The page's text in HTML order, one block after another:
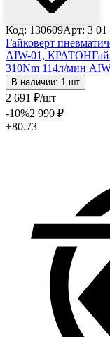
Код: 130609Арт: 3 01
Гайковерт
AIW-01, КРАТОН
310Nm 114л/мин
В наличии: 1 шт
2 691 ₽/шт
-10%2 990 ₽
+80.73